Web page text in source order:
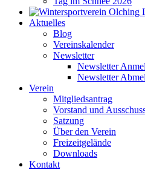
Aktuelles
Blog
Vereinskalender
Newsletter
Newsletter
Newsletter
Verein
Mitgliedsantrag
Vorstand und
Satzung
Über den Verein
Freizeitgelände
Downloads
Kontakt